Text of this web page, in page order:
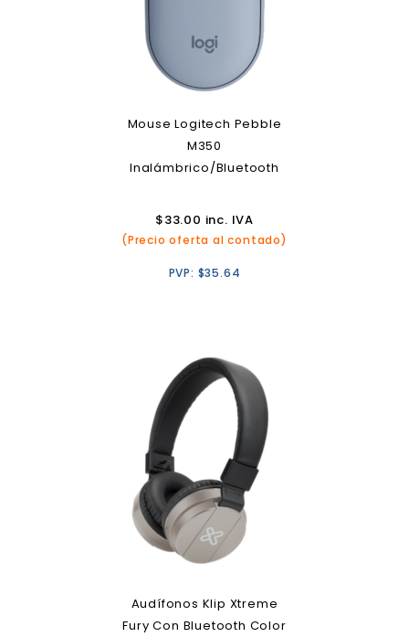
Mouse Logitech Pebble
M350
Inalámbrico/Bluetooth
$33.00 inc. IVA
(Precio oferta al contado)
PVP: $35.64
Audífonos Klip Xtreme
Fury Con Bluetooth Color